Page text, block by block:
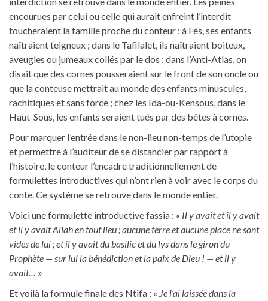
encourues par celui ou celle qui aurait enfreint l’interdit
toucheraient la famille proche du conteur : à Fès, ses enfants
naîtraient teigneux ; dans le Tafilalet, ils naîtraient boiteux,
aveugles ou jumeaux collés par le dos ; dans l’Anti-Atlas, on
disait que des cornes pousseraient sur le front de son oncle ou
que la conteuse mettrait au monde des enfants minuscules,
rachitiques et sans force ; chez les Ida-ou-Kensous, dans le
Haut-Sous, les enfants seraient tués par des bêtes à cornes.
Pour marquer l’entrée dans le non-lieu non-temps de l’utopie
et permettre à l’auditeur de se distancier par rapport à
l’histoire, le conteur l’encadre traditionnellement de
formulettes introductives qui n’ont rien à voir avec le corps du
conte. Ce système se retrouve dans le monde entier.
Voici une formulette introductive fassia : « Il y avait et il y avait
et il y avait Allah en tout lieu ; aucune terre et aucune place ne sont
vides de lui ; et il y avait du basilic et du lys dans le giron du
Prophète — sur lui la bénédiction et la paix de Dieu ! — et il y
avait… »
Et voilà la formule finale des Ntifa : « Je l’ai laissée dans la